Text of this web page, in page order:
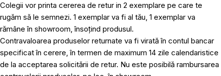
Colegii vor printa cererea de retur in 2 exemplare pe care te
rugăm să le semnezi. 1 exemplar va fi al tău, 1 exemplar va
rămâne în showroom, însoțind produsul.
Contravaloarea produselor returnate va fi virată în contul bancar
specificat în cerere, în termen de maximum 14 zile calendaristice
de la acceptarea solicitării de retur. Nu este posibilă rambursarea